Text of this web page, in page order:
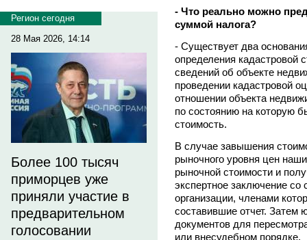
Регион сегодня
28 Мая 2026, 14:14
Более 100 тысяч
приморцев уже
приняли участие в
предварительном
голосовании
- Что реально можно
суммой налога?
- Существует два
определения кадастровой
сведений об объекте
проведении кадастровой
отношении объекта
по состоянию на которую
стоимость.
В случае завышения
рыночного уровня цен
рыночной стоимости и
экспертное заключение
организации, членами
составившие отчет. Затем
документов для
или внесудебном порядке.